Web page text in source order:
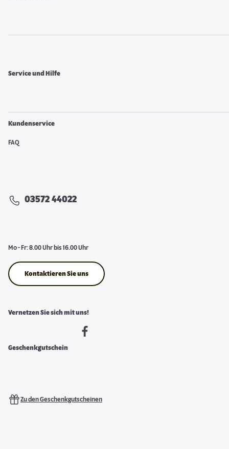
Service und Hilfe
Kundenservice
FAQ
03572 44022
Mo - Fr: 8.00 Uhr bis 16.00 Uhr
Kontaktieren Sie uns
Vernetzen Sie sich mit uns!
Geschenkgutschein
Zu den Geschenkgutscheinen